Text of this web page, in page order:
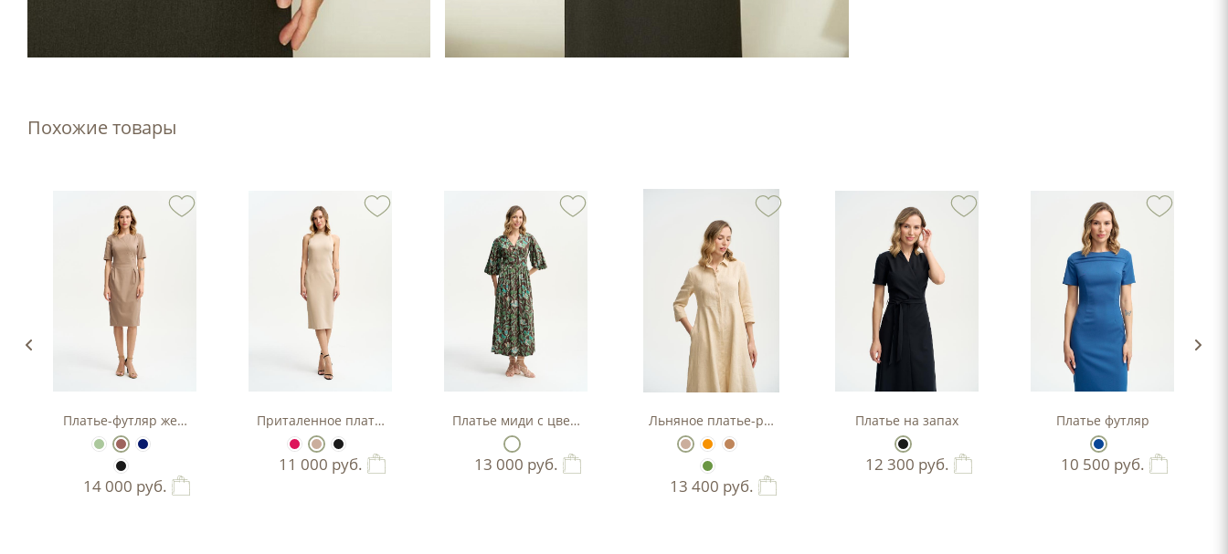
Похожие товары
Платье-футляр женское
14 000 руб.
Приталенное платье-футляр
11 000 руб.
Платье миди с цветочным принтом
13 000 руб.
Льняное платье-рубашка А-силуэта
13 400 руб.
Платье на запах
12 300 руб.
Платье футляр
10 500 руб.